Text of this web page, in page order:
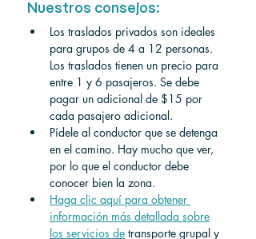
Nuestros consejos:
Los traslados privados son ideales
para grupos de 4 a 12 personas.
Los traslados tienen un precio para
entre 1 y 6 pasajeros. Se debe
pagar un adicional de $15 por
cada pasajero adicional.
Pídele al conductor que se detenga
en el camino. Hay mucho que ver,
por lo que el conductor debe
conocer bien la zona.
Haga clic aquí para obtener
información más detallada sobre
los servicios de transporte grupal y